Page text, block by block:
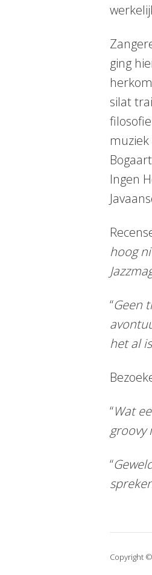
ging
silat
Ingen
hoog
“Geen
het al
“Wat
groovy
“
Copyright